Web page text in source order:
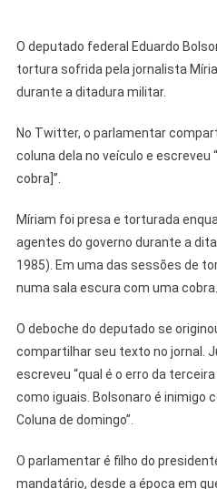
O deputado federal Eduardo
tortura sofrida pela jornalista
durante a ditadura militar.
No Twitter, o parlamentar
coluna dela no veículo e escreveu
cobra]”.
Míriam foi presa e torturada
agentes do governo durante a
1985). Em uma das sessões de
numa sala escura com uma cobra.
O deboche do deputado se
compartilhar seu texto no jornal.
escreveu “qual é o erro da
como iguais. Bolsonaro é inimigo
Coluna de domingo”.
O parlamentar é filho do
mandatário, desde a época em